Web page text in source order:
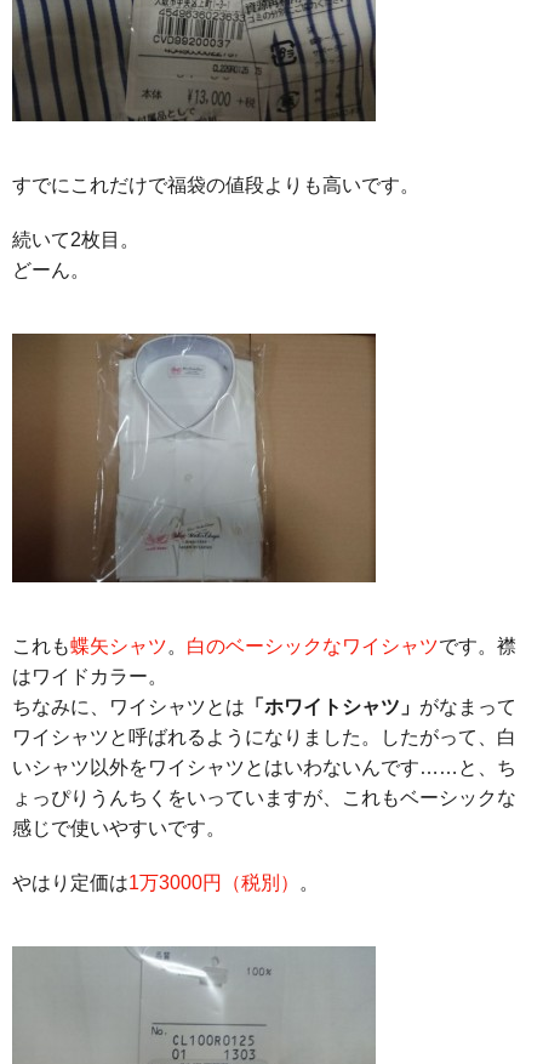
すでにこれだけで福袋の値段よりも高いです。
続いて2枚目。
どーん。
これも蝶矢シャツ。 白のベーシックなワイシャツです。襟
はワイドカラー。
ちなみに、ワイシャツとは 「ホワイトシャツ」 がなまって
ワイシャツと呼ばれるようになりました。したがって、白
いシャツ以外をワイシャツとはいわないんです……と、ち
ょっぴりうんちくをいっていますが、これもベーシックな
感じで使いやすいです。
やはり定価は1万3000円（税別） 。